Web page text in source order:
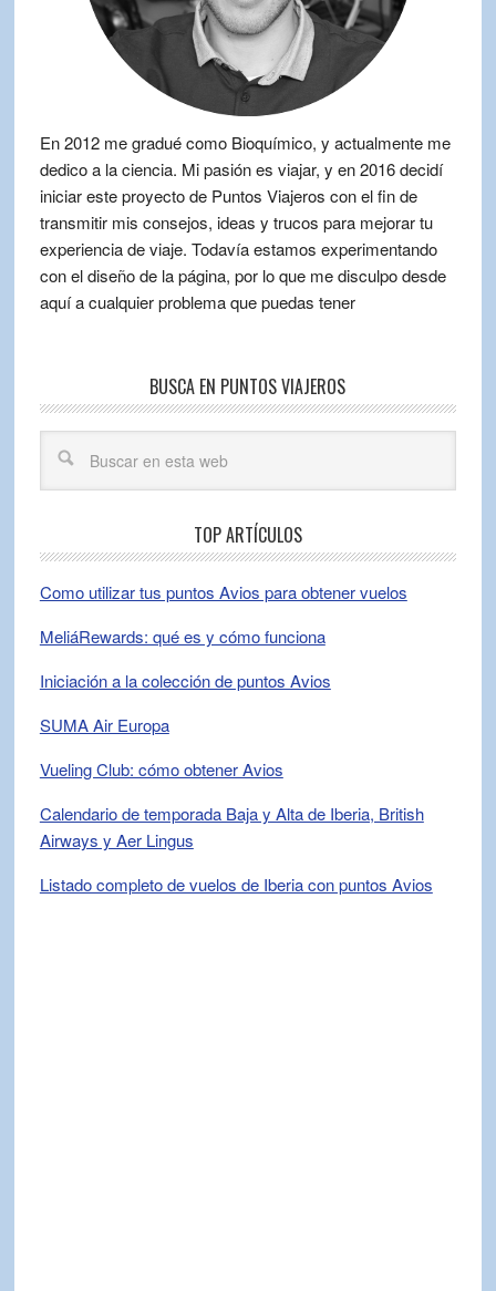
En 2012 me gradué como Bioquímico, y actualmente me
dedico a la ciencia. Mi pasión es viajar, y en 2016 decidí
iniciar este proyecto de Puntos Viajeros con el fin de
transmitir mis consejos, ideas y trucos para mejorar tu
experiencia de viaje. Todavía estamos experimentando
con el diseño de la página, por lo que me disculpo desde
aquí a cualquier problema que puedas tener
BUSCA EN PUNTOS VIAJEROS
TOP ARTÍCULOS
Como utilizar tus puntos Avios para obtener vuelos
MeliáRewards: qué es y cómo funciona
Iniciación a la colección de puntos Avios
SUMA Air Europa
Vueling Club: cómo obtener Avios
Calendario de temporada Baja y Alta de Iberia, British
Airways y Aer Lingus
Listado completo de vuelos de Iberia con puntos Avios